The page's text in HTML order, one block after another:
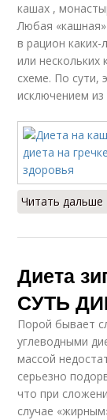
кашах ,
Любая
в рацион
или
схеме. По сути,
исключением
Читать
Диета
СУТЬ
Порой бывает
углеводными
массой
серьезно
что при
случае